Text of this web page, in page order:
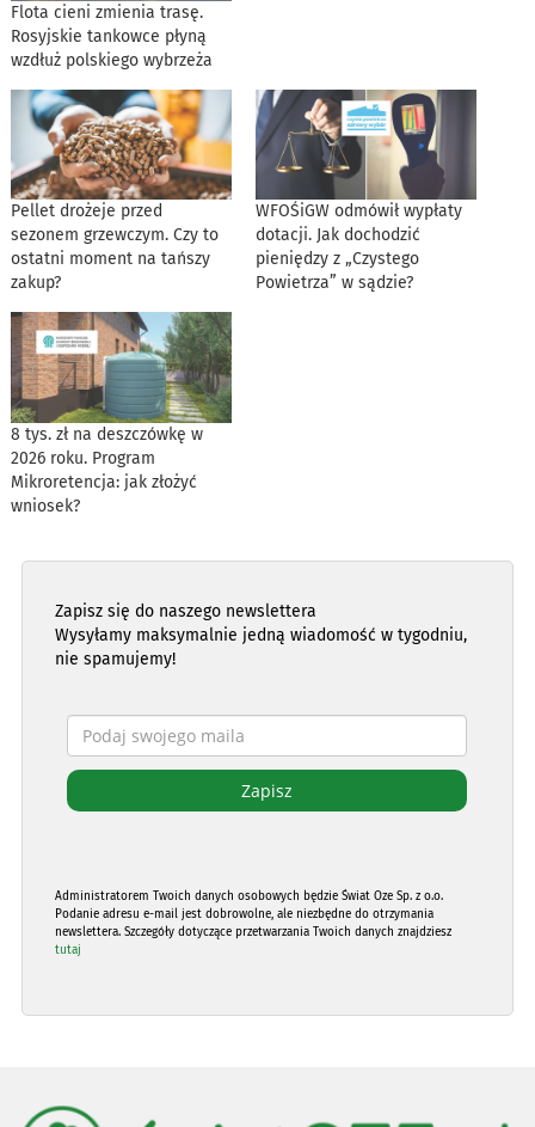
Flota cieni zmienia trasę.
Rosyjskie tankowce płyną
wzdłuż polskiego wybrzeża
Pellet drożeje przed
sezonem grzewczym. Czy to
ostatni moment na tańszy
zakup?
WFOŚiGW odmówił wypłaty
dotacji. Jak dochodzić
pieniędzy z „Czystego
Powietrza” w sądzie?
8 tys. zł na deszczówkę w
2026 roku. Program
Mikroretencja: jak złożyć
wniosek?
Zapisz się do naszego newslettera
Wysyłamy maksymalnie jedną wiadomość w tygodniu,
nie spamujemy!
Administratorem Twoich danych osobowych będzie Świat Oze Sp. z o.o.
Podanie adresu e-mail jest dobrowolne, ale niezbędne do otrzymania
newslettera. Szczegóły dotyczące przetwarzania Twoich danych znajdziesz
tutaj